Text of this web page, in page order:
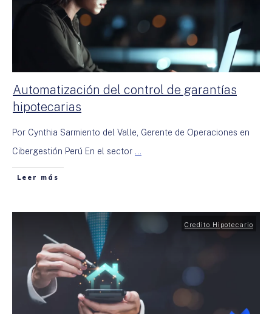
Automatización del control de garantías
hipotecarias
Por Cynthia Sarmiento del Valle, Gerente de Operaciones en
Cibergestión Perú En el sector ...
Leer más
Credito Hipotecario